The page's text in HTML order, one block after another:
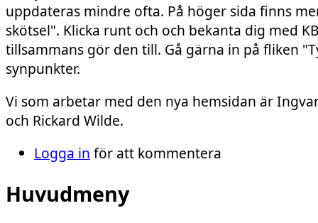
uppdateras mindre ofta. På höger sida finns
skötsel". Klicka runt och och bekanta dig med
tillsammans gör den till. Gå gärna in på fliken
synpunkter.
Vi som arbetar med den nya hemsidan är
och Rickard Wilde.
Logga in för att kommentera
Huvudmeny